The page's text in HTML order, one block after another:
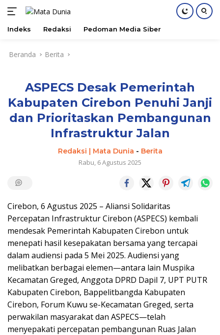
Indeks Redaksi Pedoman Media Siber
Beranda Berita
ASPECS Desak Pemerintah
Kabupaten Cirebon Penuhi Janji
dan Prioritaskan Pembangunan
Infrastruktur Jalan
Redaksi | Mata Dunia - Berita
Rabu, 6 Agustus 2025
Cirebon, 6 Agustus 2025 – Aliansi Solidaritas
Percepatan Infrastruktur Cirebon (ASPECS) kembali
mendesak Pemerintah Kabupaten Cirebon untuk
menepati hasil kesepakatan bersama yang tercapai
dalam audiensi pada 5 Mei 2025. Audiensi yang
melibatkan berbagai elemen—antara lain Muspika
Kecamatan Greged, Anggota DPRD Dapil 7, UPT PUTR
Kabupaten Cirebon, Bappelitbangda Kabupaten
Cirebon, Forum Kuwu se-Kecamatan Greged, serta
perwakilan masyarakat dan ASPECS—telah
menyepakati percepatan pembangunan Ruas Jalan